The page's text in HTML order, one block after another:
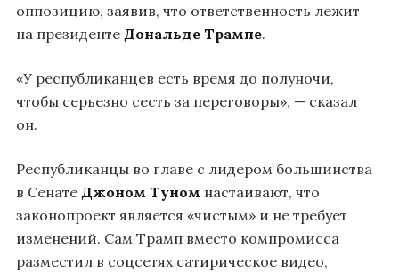
оппозицию, заявив, что ответственность лежит
на президенте Дональде Трампе.
«У республиканцев есть время до полуночи,
чтобы серьезно сесть за переговоры», — сказал
он.
Республиканцы во главе с лидером большинства
в Сенате Джоном Туном настаивают, что
законопроект является «чистым» и не требует
изменений. Сам Трамп вместо компромисса
разместил в соцсетях сатирическое видео,